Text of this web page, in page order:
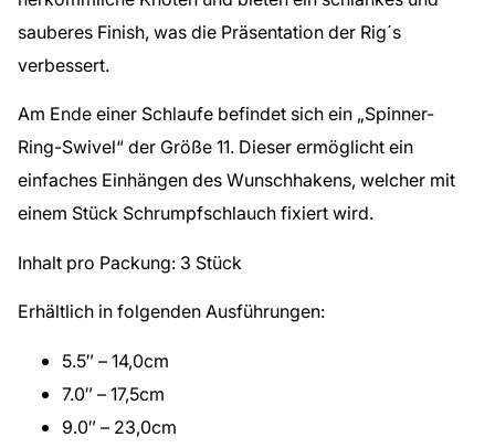
sauberes Finish, was die Präsentation der Rig´s
verbessert.
Am Ende einer Schlaufe befindet sich ein „Spinner-
Ring-Swivel“ der Größe 11. Dieser ermöglicht ein
einfaches Einhängen des Wunschhakens, welcher mit
einem Stück Schrumpfschlauch fixiert wird.
Inhalt pro Packung: 3 Stück
Erhältlich in folgenden Ausführungen:
5.5″ – 14,0cm
7.0″ – 17,5cm
9.0″ – 23,0cm